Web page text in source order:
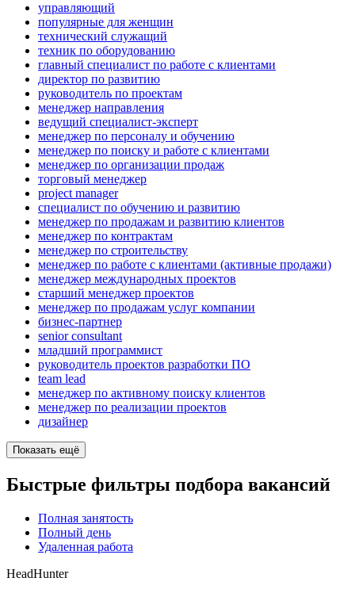
управляющий
популярные для женщин
технический служащий
техник по оборудованию
главный специалист по работе с клиентами
директор по развитию
руководитель по проектам
менеджер направления
ведущий специалист-эксперт
менеджер по персоналу и обучению
менеджер по поиску и работе с клиентами
менеджер по организации продаж
торговый менеджер
project manager
специалист по обучению и развитию
менеджер по продажам и развитию клиентов
менеджер по контрактам
менеджер по строительству
менеджер по работе с клиентами (активные продажи)
менеджер международных проектов
старший менеджер проектов
менеджер по продажам услуг компании
бизнес-партнер
senior consultant
младший программист
руководитель проектов разработки ПО
team lead
менеджер по активному поиску клиентов
менеджер по реализации проектов
дизайнер
Показать ещё
Быстрые фильтры подбора вакансий
Полная занятость
Полный день
Удаленная работа
HeadHunter